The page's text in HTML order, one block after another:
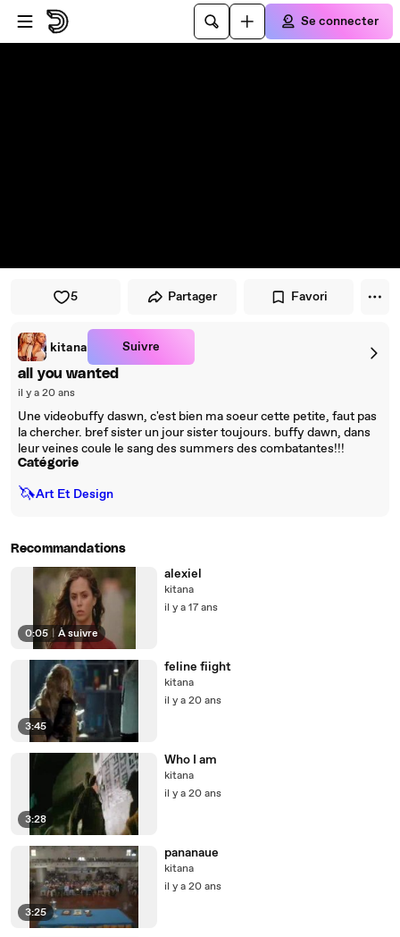
Passer au player
Passer au contenu principal
Se connecter
5 Partager Favori
kitana Suivre
all you wanted
il y a 20 ans
Une videobuffy daswn, c'est bien ma soeur cette petite, faut pas
la chercher. bref sister un jour sister toujours. buffy dawn, dans
leur veines coule le sang des summers des combatantes!!!
Catégorie
🦄Art Et Design
Recommandations
0:05 | À suivre
alexiel
kitana
il y a 17 ans
3:45
feline fiight
kitana
il y a 20 ans
3:28
Who I am
kitana
il y a 20 ans
3:25
pananaue
kitana
il y a 20 ans